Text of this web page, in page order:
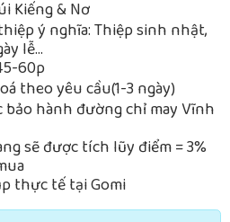
Kiếng & Nơ
ý nghĩa: Thiệp sinh nhật,
lễ…
60p
theo yêu cầu(1-3 ngày)
bảo hành đường chỉ may Vĩnh
sẽ được tích lũy điểm = 3%
thực tế tại Gomi